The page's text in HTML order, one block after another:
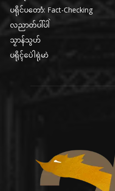
ပရိုင်ပတောံ: Fact-Checking
လညာတ်ပါ်ပါဲ
သၟာန်သွဟ်
ပရိုၚ်ပေဲါရုဲမာဲ